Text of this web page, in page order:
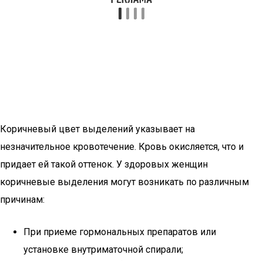
Коричневый цвет выделений указывает на
незначительное кровотечение. Кровь окисляется, что и
придает ей такой оттенок. У здоровых женщин
коричневые выделения могут возникать по различным
причинам:
При приеме гормональных препаратов или
установке внутриматочной спирали;